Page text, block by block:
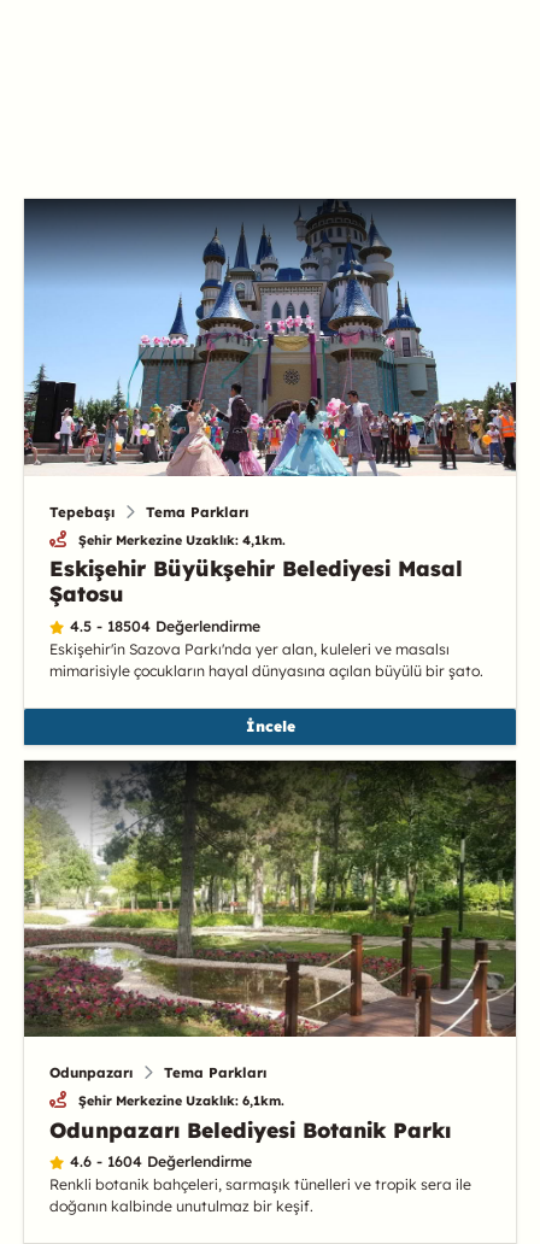
Tepebaşı Tema Parkları
Şehir Merkezine Uzaklık: 4,1km.
Eskişehir Büyükşehir Belediyesi Masal
Şatosu
4.5 - 18504 Değerlendirme
Eskişehir'in Sazova Parkı'nda yer alan, kuleleri ve masalsı
mimarisiyle çocukların hayal dünyasına açılan büyülü bir şato.
İncele
Odunpazarı Tema Parkları
Şehir Merkezine Uzaklık: 6,1km.
Odunpazarı Belediyesi Botanik Parkı
4.6 - 1604 Değerlendirme
Renkli botanik bahçeleri, sarmaşık tünelleri ve tropik sera ile
doğanın kalbinde unutulmaz bir keşif.